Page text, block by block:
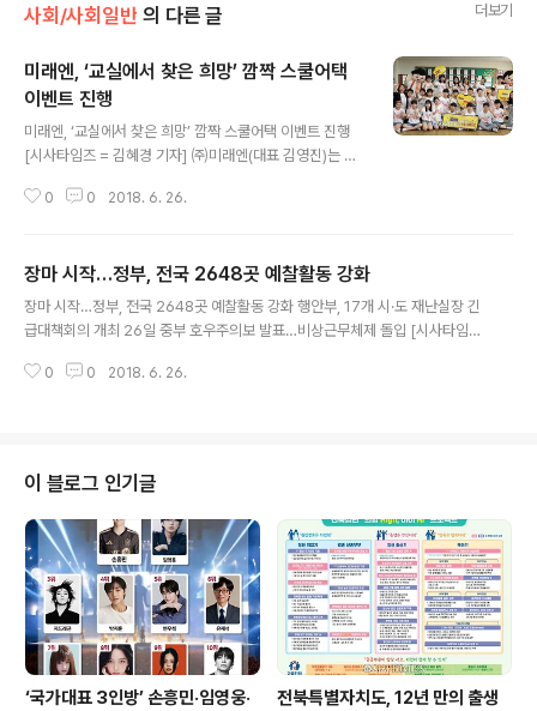
사회/사회일반 의 다른 글 더보기
미래엔, ‘교실에서 찾은 희망’ 깜짝 스쿨어택
이벤트 진행
미래엔, ‘교실에서 찾은 희망’ 깜짝 스쿨어택 이벤트 진행
[시사타임즈 = 김혜경 기자] ㈜미래엔(대표 김영진)는 지
문해 스쿨어택 이벤트를 진행했다고 밝혔다. ▲미래엔 스
주 차별 우수학교에게 주는 버금상을 수상한 서울 청량초
등학교의 5학년 한 학급에서 실시됐다. ㈜미래엔은 아이
들에게 미래엔 도서와 간식, 상장을 전달하고 아이들의 참
한 정혜인 학생은 “처음에는 제가 몸치여서 친구들에게 피
0 0 2018. 6. 26.
장마 시작…정부, 전국 2648곳 예찰활동 강화
장마 시작…정부, 전국 2648곳 예찰활동 강화 행안부, 17개 시·도 재난실장 긴
급대책회의 개최 26일 중부 호우주의보 발표…비상근무체제 돌입 [시사타임즈
담당 실·국장과 긴급 대책회의를 개최해 집중호우 사전 대비상황을 점검했다고
안전부 ) (c)시사타임즈 영상으로 진행된 회의에서는 인명피해가 우려되는 전국
2648개 지역에 예찰활동을 강화하도록 했다. 또 지난달 집중호우로 주택 72
가구가 침..
0 0 2018. 6. 26.
이 블로그 인기글
‘국가대표 3인방’ 손흥민·임영웅·
전북특별자치도, 12년 만의 출생